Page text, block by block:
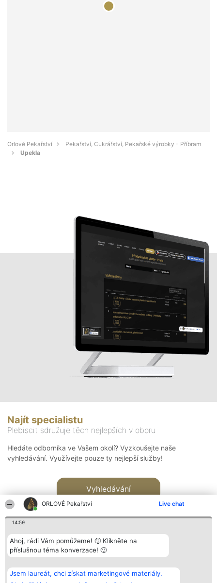
ORLOVÉ Pekařství Live chat
14:59
Ahoj, rádi Vám pomůžeme! 🙂 Klikněte na
příslušnou téma konverzace! 🙂
Jsem laureát, chci získat marketingové materiály.
Orlové Pekařství
Pekařství, Cukrářství, Pekařské výrobky - Příbram
Upekla
Najít specialistu
Plebiscit sdružuje těch nejlepších v oboru
Hledáte odborníka ve Vašem okolí? Vyzkoušejte naše
vyhledávání. Využívejte pouze ty nejlepší služby!
Vyhledávání
Bright Side Solutions sp. z o.
o. sp. k.
ul. Ruska 22
Vítězové
Seznam všech
laureátů
Kontakt